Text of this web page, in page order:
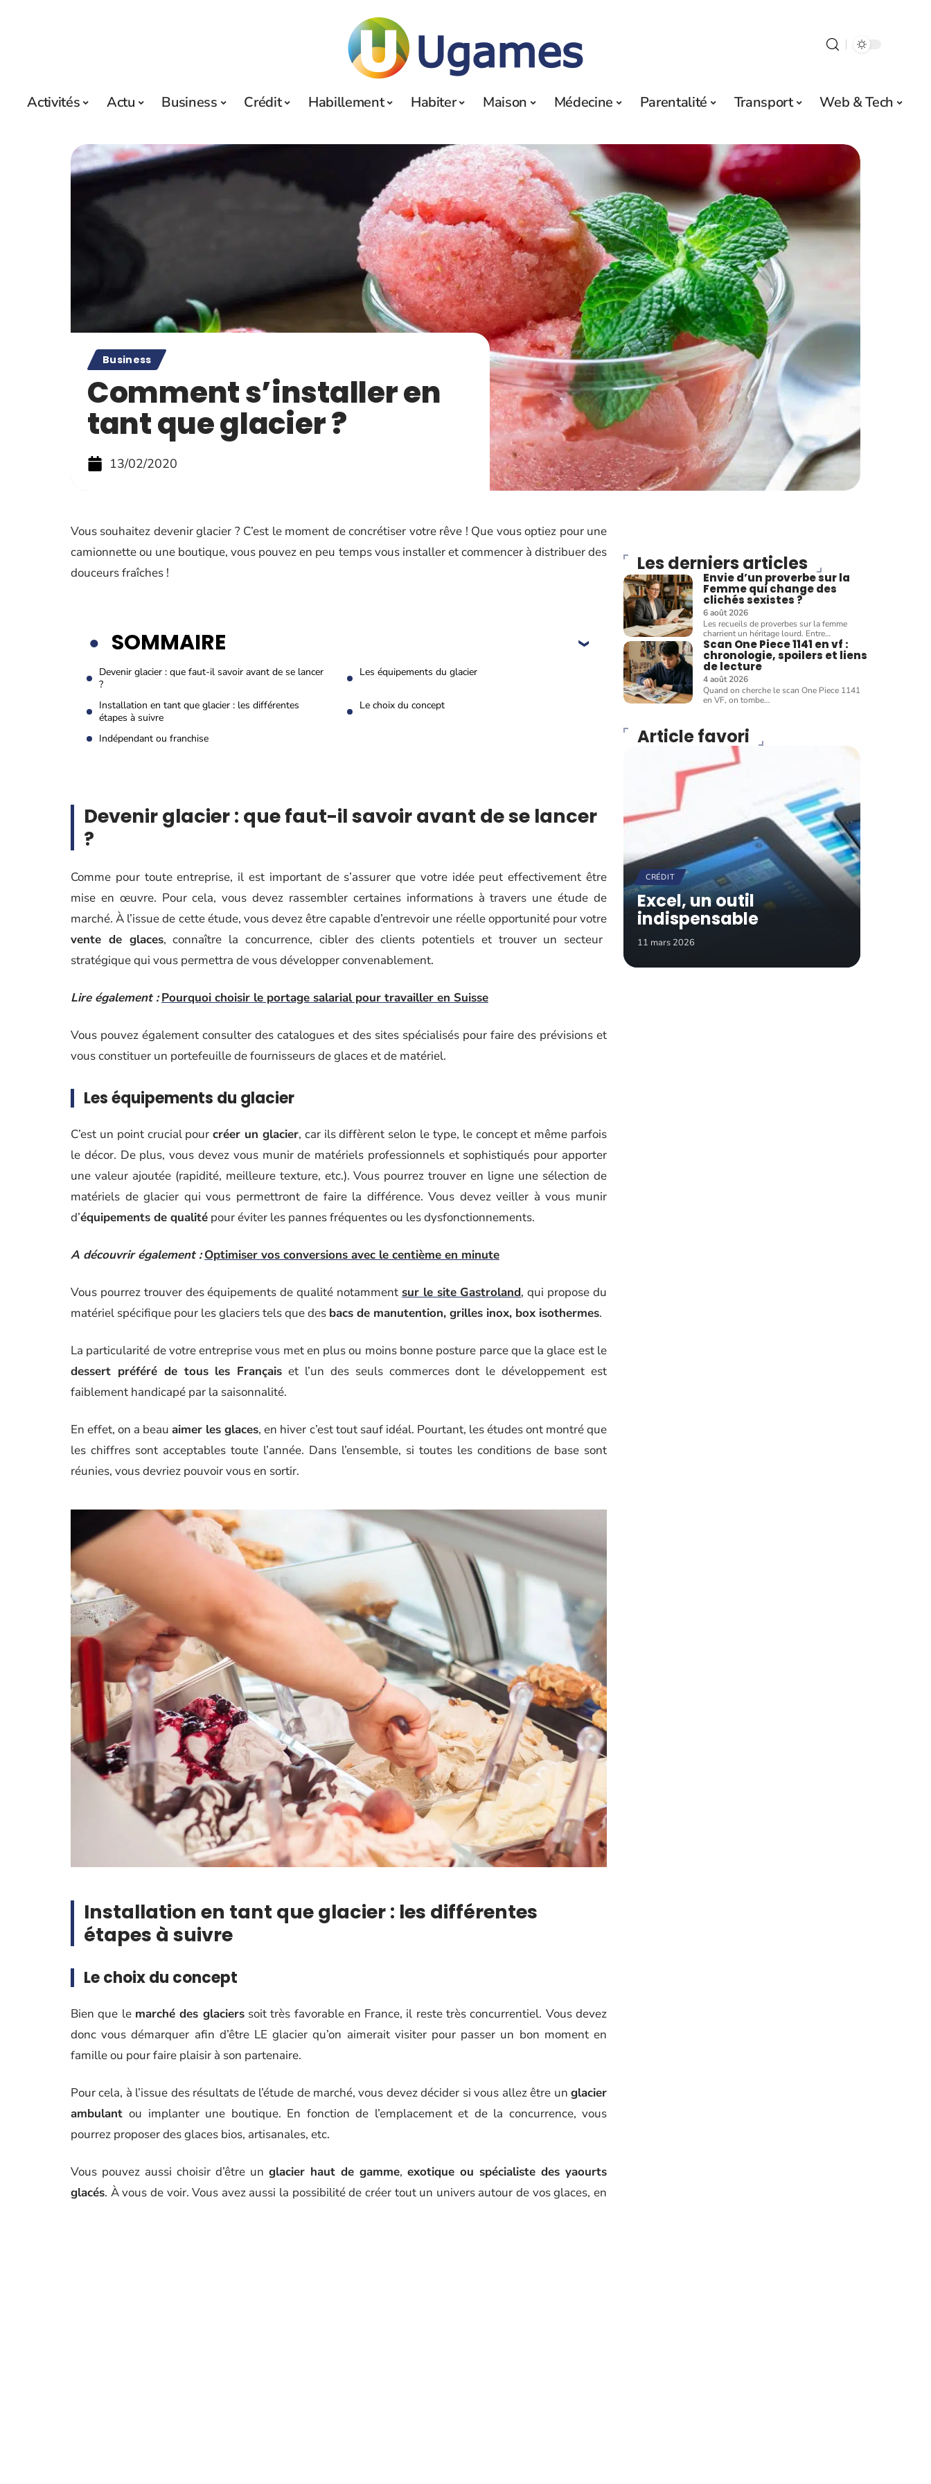
Activités Actu Business Crédit Habillement Habiter Maison Médecine Parentalité Transport Web & Tech
Business
Comment s’installer en
tant que glacier ?
13/02/2020
Vous souhaitez devenir glacier ? C’est le moment de concrétiser votre rêve ! Que vous optiez pour une
camionnette ou une boutique, vous pouvez en peu temps vous installer et commencer à distribuer des
douceurs fraîches !
SOMMAIRE
Devenir glacier : que faut-il savoir avant de se lancer
?
Les équipements du glacier
Installation en tant que glacier : les différentes
étapes à suivre
Le choix du concept
Indépendant ou franchise
Devenir glacier : que faut-il savoir avant de se lancer
?
Comme pour toute entreprise, il est important de s’assurer que votre idée peut effectivement être
mise en œuvre. Pour cela, vous devez rassembler certaines informations à travers une étude de
marché. À l’issue de cette étude, vous devez être capable d’entrevoir une réelle opportunité pour votre
vente de glaces, connaître la concurrence, cibler des clients potentiels et trouver un secteur
stratégique qui vous permettra de vous développer convenablement.
Lire également : Pourquoi choisir le portage salarial pour travailler en Suisse
Vous pouvez également consulter des catalogues et des sites spécialisés pour faire des prévisions et
vous constituer un portefeuille de fournisseurs de glaces et de matériel.
Les équipements du glacier
C’est un point crucial pourcréer un glacier, car ils diffèrent selon le type, le concept et même parfois
le décor. De plus, vous devez vous munir de matériels professionnels et sophistiqués pour apporter
une valeur ajoutée (rapidité, meilleure texture, etc.). Vous pourrez trouver en ligne une sélection de
matériels de glacier qui vous permettront de faire la différence. Vous devez veiller à vous munir
d’équipements de qualité pour éviter les pannes fréquentes ou les dysfonctionnements.
A découvrir également : Optimiser vos conversions avec le centième en minute
Vous pourrez trouver des équipements de qualité notamment sur le site Gastroland, qui propose du
matériel spécifique pour les glaciers tels que des bacs de manutention, grilles inox, box isothermes.
La particularité de votre entreprise vous met en plus ou moins bonne posture parce que la glace est le
dessert préféré de tous les Français et l’un des seuls commerces dont le développement est
faiblement handicapé par la saisonnalité.
En effet, on a beauaimer les glaces, en hiver c’est tout sauf idéal. Pourtant, les études ont montré que
les chiffres sont acceptables toute l’année. Dans l’ensemble, si toutes les conditions de base sont
réunies, vous devriez pouvoir vous en sortir.
Installation en tant que glacier : les différentes
étapes à suivre
Le choix du concept
Bien que le marché des glacierssoit très favorable en France, il reste très concurrentiel. Vous devez
donc vous démarquer afin d’être LE glacier qu’on aimerait visiter pour passer un bon moment en
famille ou pour faire plaisir à son partenaire.
Pour cela, à l’issue des résultats de l’étude de marché, vous devez décider si vous allez être un glacier
ambulantou implanter une boutique. En fonction de l’emplacement et de la concurrence, vous
pourrez proposer des glaces bios, artisanales, etc.
Vous pouvez aussi choisir d’être un glacier haut de gamme, exotique ou spécialiste des yaourts
glacés. À vous de voir. Vous avez aussi la possibilité de créer tout un univers autour de vos glaces, en
Les derniers articles
Envie d’un proverbe sur la
Femme qui change des
clichés sexistes ?
6 août 2026
Les recueils de proverbes sur la femme
charrient un héritage lourd. Entre…
Scan One Piece 1141 en vf :
chronologie, spoilers et liens
de lecture
4 août 2026
Quand on cherche le scan One Piece 1141
en VF, on tombe…
Article favori
CRÉDIT
Excel, un outil
indispensable
11 mars 2026